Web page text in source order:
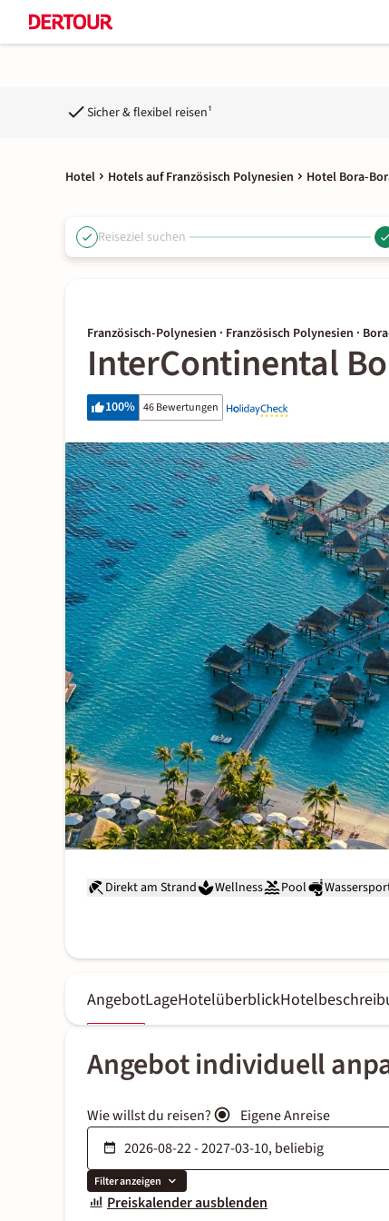
Sicher & flexibel reisen¹
Hotel Hotels auf Französisch Polynesien Hotel Bora-
Reiseziel suchen
Französisch-Polynesien · Französisch Polynesien ·
InterContinental
100% 46 Bewertungen
Direkt am Strand Wellness Pool
AngebotLageHotelüberblick
Angebot individuell
Wie willst du reisen? Eigene Anreise
Filter anzeigen
Preiskalender ausblenden